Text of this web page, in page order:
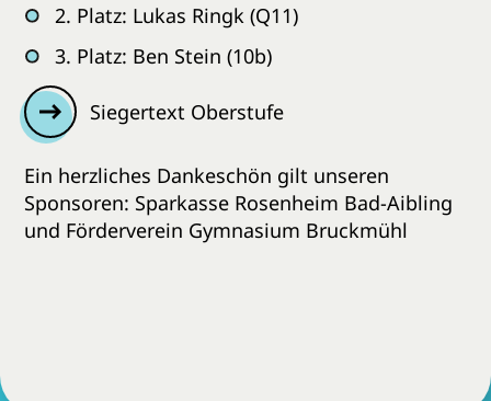
2. Platz: Lukas Ringk (Q11)
3. Platz: Ben Stein (10b)
Siegertext Oberstufe
Ein herzliches Dankeschön gilt unseren
Sponsoren: Sparkasse Rosenheim Bad-Aibling
und Förderverein Gymnasium Bruckmühl